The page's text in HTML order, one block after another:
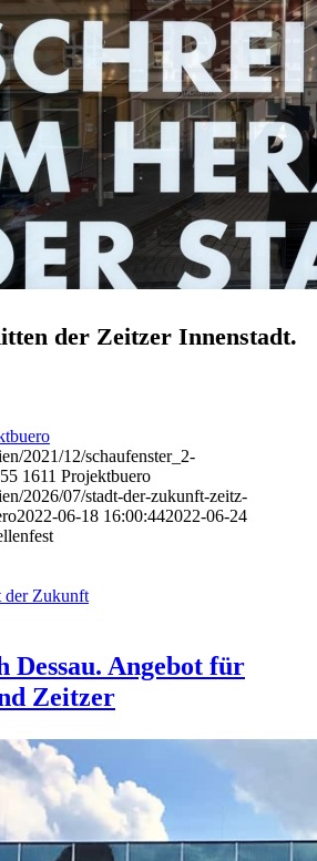
der Zeitzer Innenstadt.
2021/12/schaufenster_2-
1611 Projektbuero
2026/07/stadt-der-zukunft-zeitz-
2022-06-18 16:00:442022-06-24
der Zukunft
Dessau. Angebot für
Zeitzer